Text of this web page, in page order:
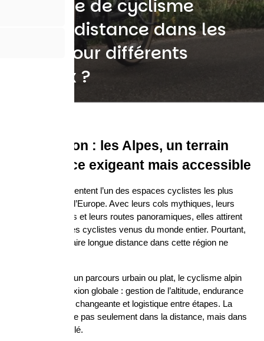
itinéraire de cyclisme
longue distance dans les
Alpes pour différents
niveaux ?
Introduction : les Alpes, un terrain
d’itinérance exigeant mais accessible
Les Alpes représentent l’un des espaces cyclistes les plus
emblématiques d’Europe. Avec leurs cols mythiques, leurs
vallées profondes et leurs routes panoramiques, elles attirent
chaque année des cyclistes venus du monde entier. Pourtant,
planifier un itinéraire longue distance dans cette région ne
Contrairement à un parcours urbain ou plat, le cyclisme alpin
impose une réflexion globale : gestion de l’altitude, endurance
physique, météo changeante et logistique entre étapes. La
difficulté ne réside pas seulement dans la distance, mais dans
le dénivelé cumulé.